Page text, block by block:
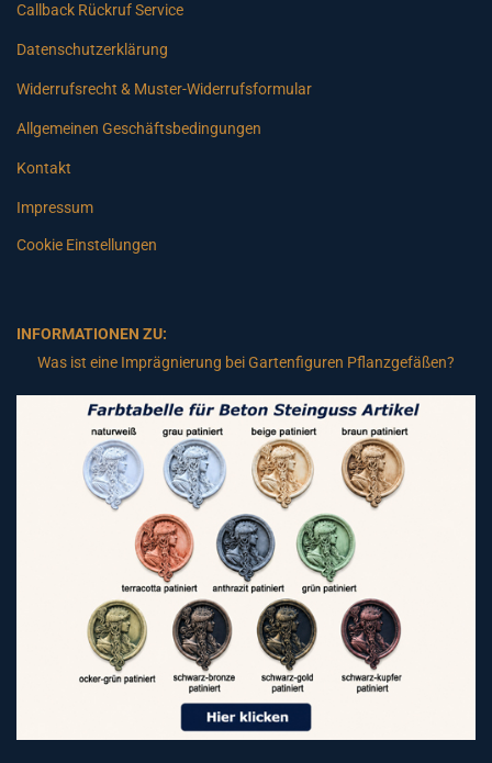
Callback Rückruf Service
Datenschutzerklärung
Widerrufsrecht & Muster-Widerrufsformular
Allgemeinen Geschäftsbedingungen
Kontakt
Impressum
Cookie Einstellungen
INFORMATIONEN ZU:
Was ist eine Imprägnierung bei Gartenfiguren Pflanzgefäßen?